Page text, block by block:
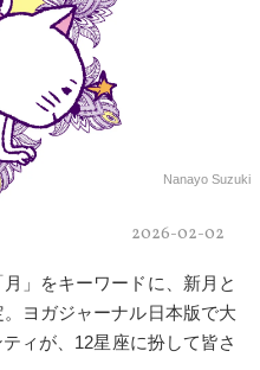
Nanayo Suzuki
2026-02-02
」をキーワードに、新月と
ヨガジャーナル日本版で大
ィが、12星座に扮して皆さ